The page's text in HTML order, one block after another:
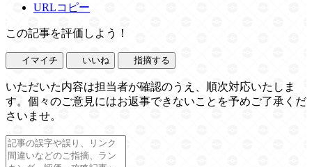
URLコピー
この記事を評価しよう！
イマイチ いいね 指摘する
いただいた内容は担当者が確認のうえ、順次対応いたしま
す。個々のご意見にはお返事できないことを予めご了承くだ
さいませ。